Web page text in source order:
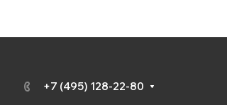
+7 (495) 128-22-80